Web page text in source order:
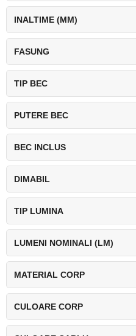
INALTIME (MM)
FASUNG
TIP BEC
PUTERE BEC
BEC INCLUS
DIMABIL
TIP LUMINA
LUMENI NOMINALI (LM)
MATERIAL CORP
CULOARE CORP